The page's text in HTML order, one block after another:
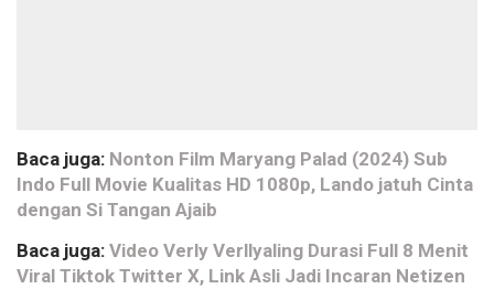
Baca juga: Nonton Film Maryang Palad (2024) Sub
Indo Full Movie Kualitas HD 1080p, Lando jatuh Cinta
dengan Si Tangan Ajaib
Baca juga: Video Verly Verllyaling Durasi Full 8 Menit
Viral Tiktok Twitter X, Link Asli Jadi Incaran Netizen